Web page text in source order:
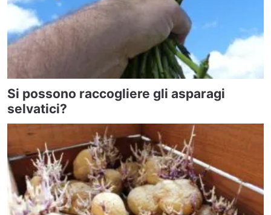
Si possono raccogliere gli asparagi
selvatici?